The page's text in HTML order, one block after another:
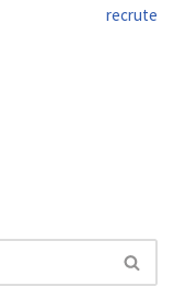
recrute